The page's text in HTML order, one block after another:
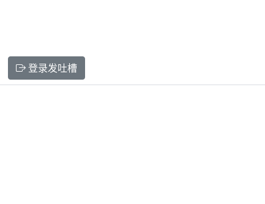
登录发吐槽